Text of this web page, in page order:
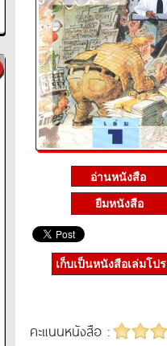
ยืมหนังสือ
เก็บเป็นหนังสือเล่มโป
คะแนนหนังสือ :